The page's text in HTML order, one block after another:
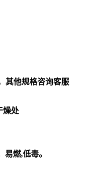
其他规格咨询客服
燥处
燃,低毒。